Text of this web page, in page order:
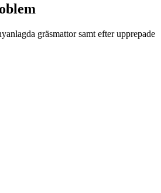
gräsmattor samt efter upprepade